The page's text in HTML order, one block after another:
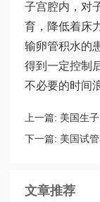
子宫腔内，对
育，降低着床
输卵管积水的
得到一定控制
不必要的时间
上一篇: 美国生
下一篇: 美国试
文章推荐